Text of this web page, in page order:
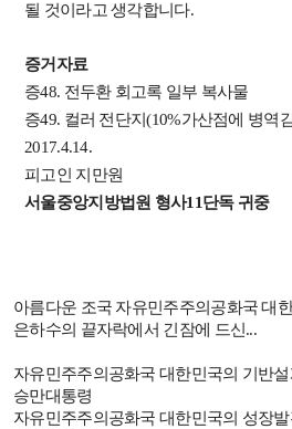
될 것이라고 생각합니다.
증거자료
증48. 전두환 회고록 일부 복사물
증49. 컬러 전단지(10%가산점에 병역
2017.4.14.
피고인 지만원
서울중앙지방법원 형사11단독 귀중
아름다운 조국 자유민주주의공화국 대
은하수의 끝자락에서 긴잠에 드신 ...
자유민주주의공화국 대한민국의 기반
승만대통령
자유민주주의공화국 대한민국의 성장